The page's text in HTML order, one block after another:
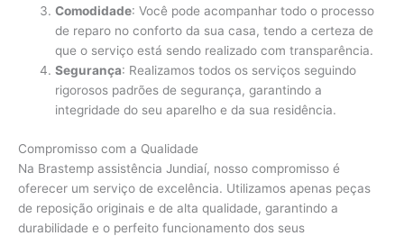
Comodidade: Você pode acompanhar todo o processo
de reparo no conforto da sua casa, tendo a certeza de
que o serviço está sendo realizado com transparência.
Segurança: Realizamos todos os serviços seguindo
rigorosos padrões de segurança, garantindo a
integridade do seu aparelho e da sua residência.
Compromisso com a Qualidade
Na Brastemp assistência Jundiaí, nosso compromisso é
oferecer um serviço de excelência. Utilizamos apenas peças
de reposição originais e de alta qualidade, garantindo a
durabilidade e o perfeito funcionamento dos seus